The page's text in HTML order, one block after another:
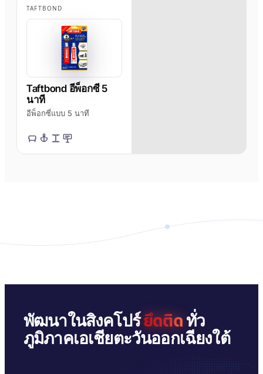
AFT 1080GF เทปโฟมอะคริลิก
AFT 1120GF เทปโฟมอะคริลิก
AFT 1200GF เทปโฟมอะคริลิก
AFT 2064WF เทปโฟมอะคริลิก
→
กระจกและเซรามิก
พลาสติก (ไม่รวม
วัสดุคอมโพสิตและไฟ
เบอร์กลาส
TAFTBOND
Taftbond อีพ็อกซี 5
นาที
อีพ็อกซี่แบบ 5 นาที
พัฒนาในสิงคโปร์ยึดติด ทั่ว
ภูมิภาคเอเชียตะวันออกเฉียงใต้